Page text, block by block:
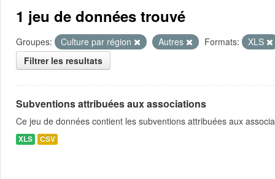
1 jeu de données trouvé
Groupes: Culture par région Autres Formats:
XLS
Filtrer les resultats
Subventions attribuées aux associations
Ce jeu de données contient les subventions attribuées aux
XLS CSV